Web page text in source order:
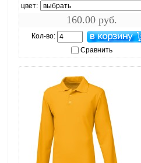
цвет:
160.00 руб.
Кол-во:
Сравнить